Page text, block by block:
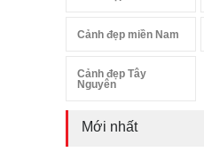
Cảnh đẹp miền Nam
Cảnh đẹp Tây
Nguyên
Mới nhất